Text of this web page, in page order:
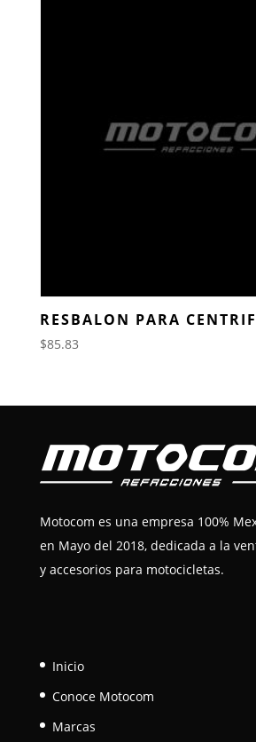
RESBALON PARA
$85.83
Motocom es una empresa 100%
en Mayo del 2018, dedicada a la
y accesorios para motocicletas.
Inicio
Conoce Motocom
Marcas